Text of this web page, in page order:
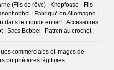
(Fils de rêve) | Knopfoase - Fils
| Fabriqué en Allemagne |
dans le monde entier! | Accessoires
| Sacs Bobbel | Patron au crochet
commerciales et images de
propriétaires légitimes.